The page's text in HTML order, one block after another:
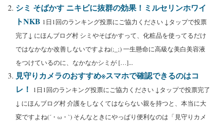
シミ そばかす ニキビに抜群の効果！ミルセリンホワイ
トNKB 1日1回のランキング投票にご協力ください ↓タップで投票
完了↓ にほんブログ村 シミやそばかすって、化粧品を使ってるだけ
ではなかなか改善しないですよね(;_;) 一生懸命に高級な美白美容液
をつけているのに、なかなかシミが […]...
見守りカメラのおすすめ※スマホで確認できるのはコ
レ！
1日1回のランキング投票にご協力ください ↓タップで投票完了
↓ にほんブログ村 介護をしなくてはならない親を持つと、本当に大
変ですよね(´・ω・`) そんなときにやっぱり便利なのは「見守りカメ